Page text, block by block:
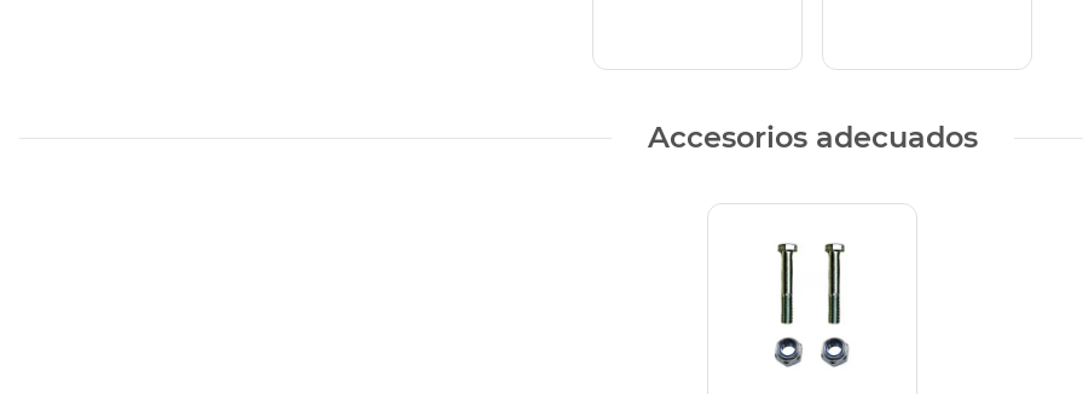
Accesorios adecuados